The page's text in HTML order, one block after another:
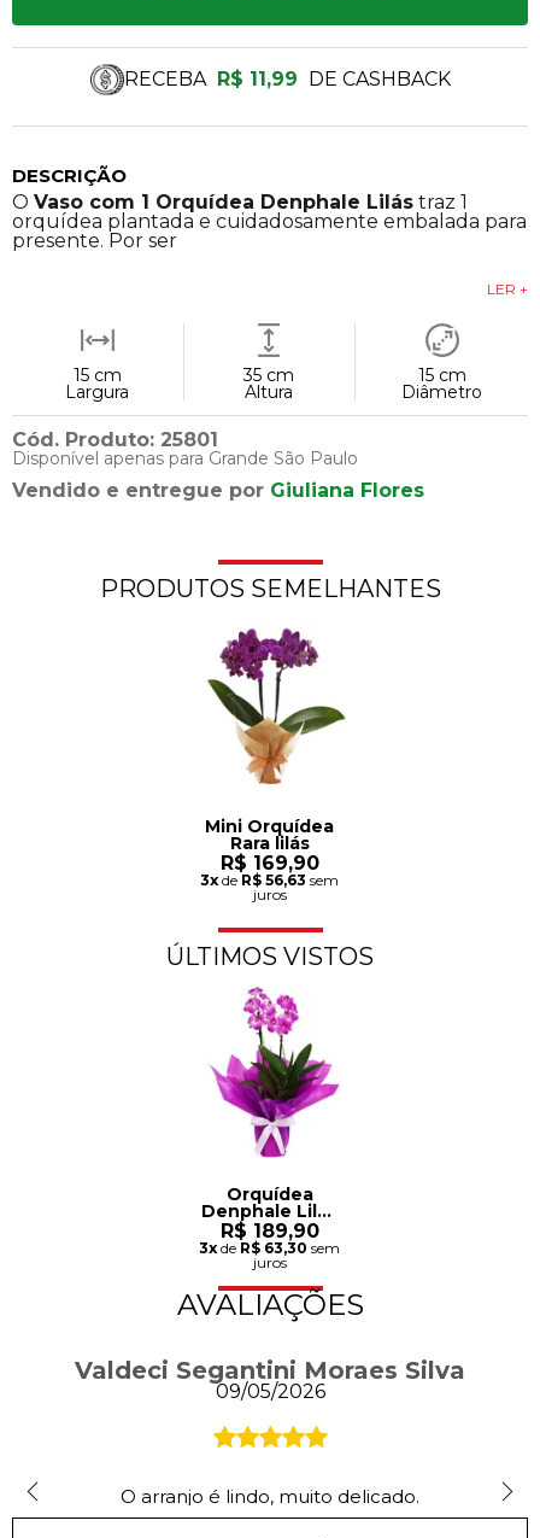
DESCRIÇÃO
O Vaso com 1 Orquídea Denphale Lilás traz 1
orquídea plantada e cuidadosamente embalada para
presente. Por ser
LER +
15 cm
Largura
35 cm
Altura
15 cm
Diâmetro
Cód. Produto: 25801
Disponível apenas para Grande São Paulo
Vendido e entregue por Giuliana Flores
RECEBA R$ 11,99 DE CASHBACK
PRODUTOS SEMELHANTES
Mini Orquídea
Rara lilás
R$ 169,90
3xde R$ 56,63 sem
juros
ÚLTIMOS VISTOS
Orquídea
Denphale Lilás
Presente
R$ 189,90
3xde R$ 63,30 sem
juros
AVALIAÇÕES
Valdeci Segantini Moraes Silva
09/05/2026
O arranjo é lindo, muito delicado.